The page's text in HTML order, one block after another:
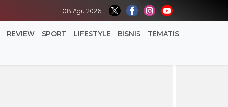
08 Agu 2026
REVIEW SPORT LIFESTYLE BISNIS TEMATIS